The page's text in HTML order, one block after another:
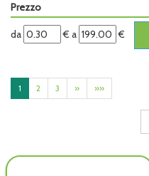
Prezzo
filtra
da
da €
filtra
a
a €
1 2 3 » »»